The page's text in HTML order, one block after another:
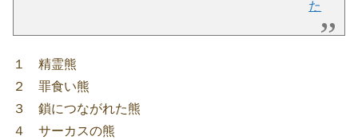
た
１ 精霊熊
２ 罪食い熊
３ 鎖につながれた熊
４ サーカスの熊